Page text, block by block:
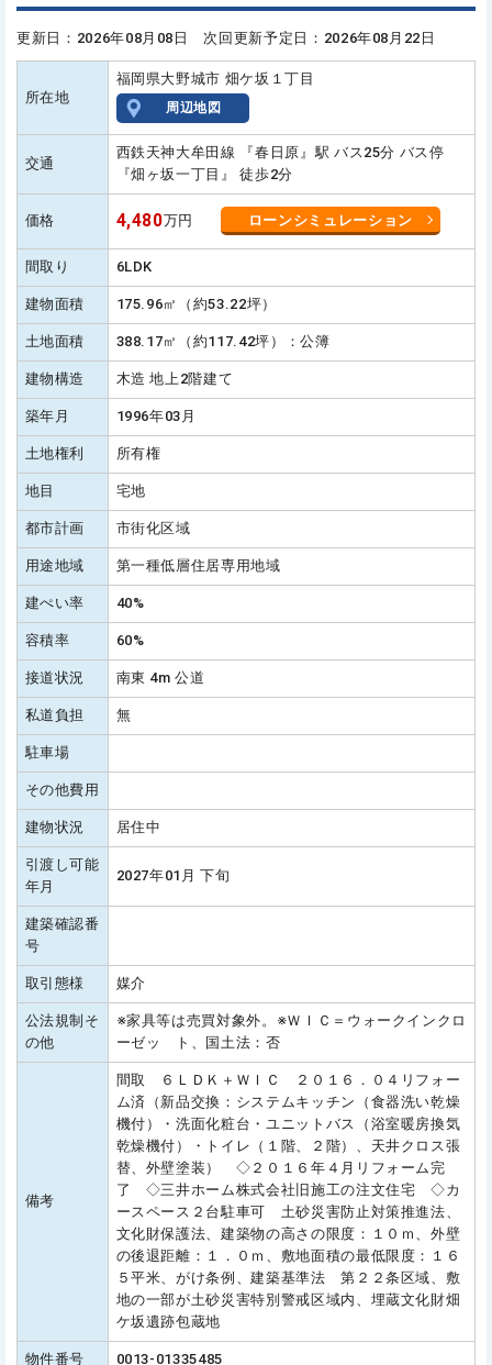
更新日：2026年08月08日 次回更新予定日：2026年08月22日
所在地
福岡県大野城市 畑ケ坂１丁目
周辺地図
交通
西鉄天神大牟田線 『春日原』駅 バス25分 バス停
『畑ヶ坂一丁目』 徒歩2分
価格 4,480万円 ローンシミュレーション
間取り 6LDK
建物面積 175.96㎡（約53.22坪）
土地面積 388.17㎡（約117.42坪）：公簿
建物構造 木造 地上2階建て
築年月 1996年03月
土地権利 所有権
地目 宅地
都市計画 市街化区域
用途地域 第一種低層住居専用地域
建ぺい率 40%
容積率 60%
接道状況 南東 4m 公道
私道負担 無
駐車場
その他費用
建物状況 居住中
引渡し可能
年月
2027年01月 下旬
建築確認番
号
取引態様 媒介
公法規制そ
の他
※家具等は売買対象外。※ＷＩＣ＝ウォークインクロ
ーゼッ ト、国土法：否
備考
間取 ６ＬＤＫ＋ＷＩＣ ２０１６．０４リフォー
ム済（新品交換：システムキッチン（食器洗い乾燥
機付）・洗面化粧台・ユニットバス（浴室暖房換気
乾燥機付）・トイレ（１階、２階）、天井クロス張
替、外壁塗装） ◇２０１６年４月リフォーム完
了 ◇三井ホーム株式会社旧施工の注文住宅 ◇カ
ースペース２台駐車可 土砂災害防止対策推進法、
文化財保護法、建築物の高さの限度：１０ｍ、外壁
の後退距離：１．０ｍ、敷地面積の最低限度：１６
５平米、がけ条例、建築基準法 第２２条区域、敷
地の一部が土砂災害特別警戒区域内、埋蔵文化財畑
ケ坂遺跡包蔵地
物件番号 0013-01335485